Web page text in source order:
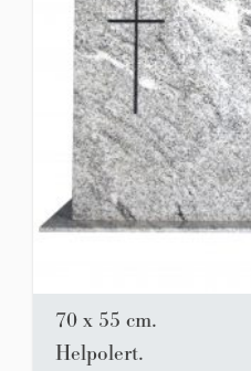
70 x 55 cm.
Helpolert.